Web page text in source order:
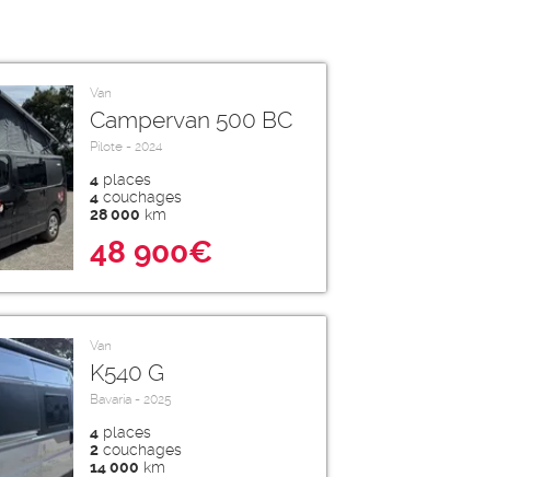
Van
Campervan 500 BC
Pilote - 2024
4places
4couchages
28 000 km
48 900€
Van
K540 G
Bavaria - 2025
4places
2couchages
14 000 km